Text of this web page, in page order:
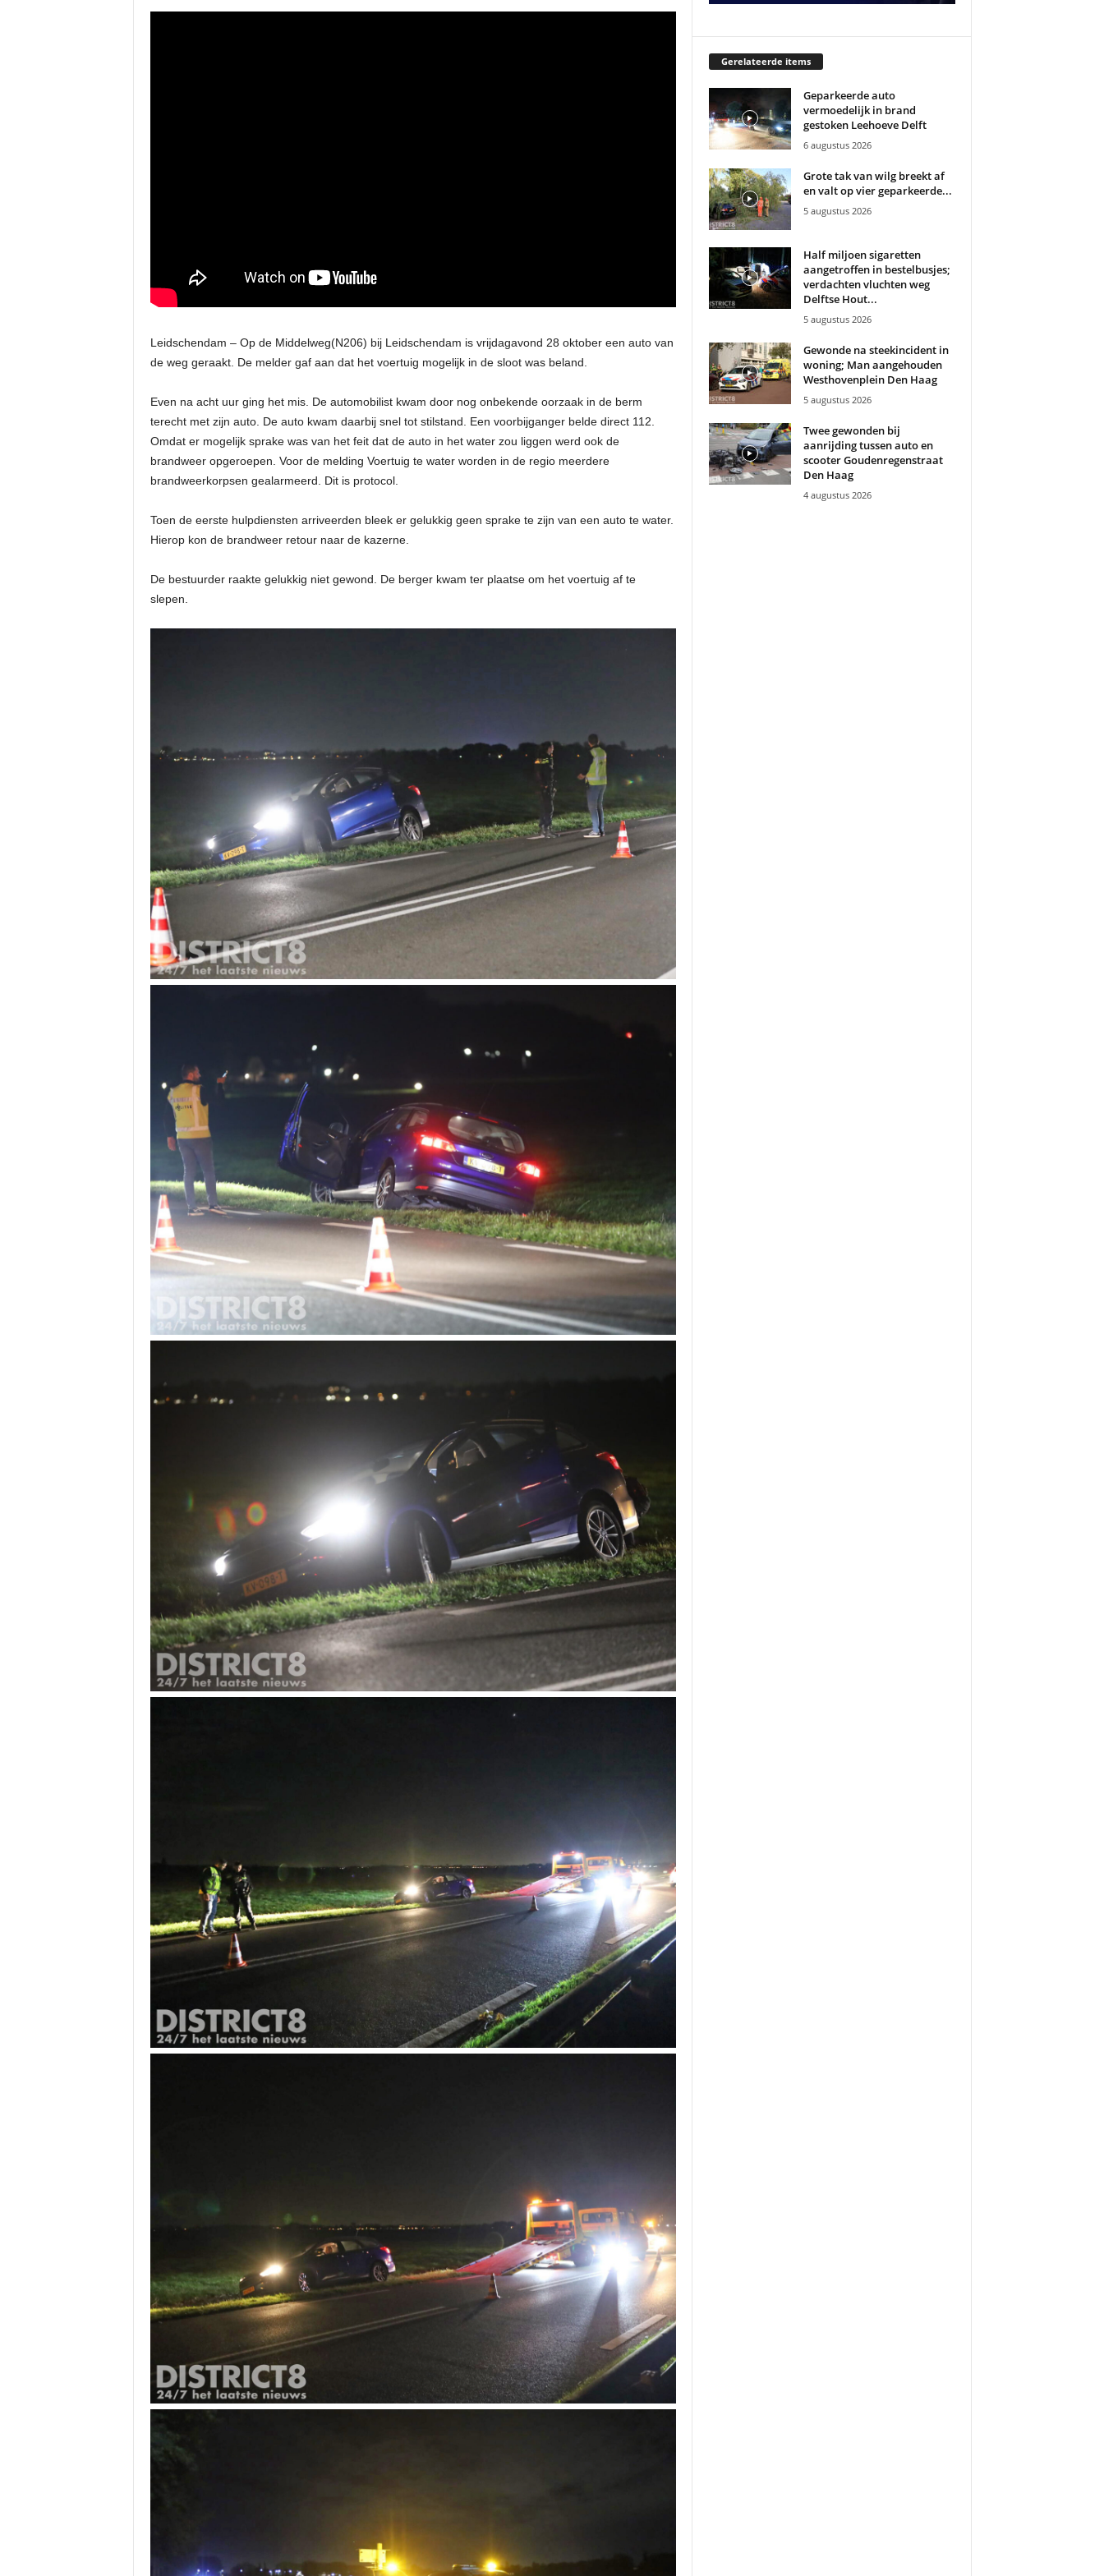
Leidschendam – Op de Middelweg(N206) bij Leidschendam is vrijdagavond 28 oktober een auto van
de weg geraakt. De melder gaf aan dat het voertuig mogelijk in de sloot was beland.
Even na acht uur ging het mis. De automobilist kwam door nog onbekende oorzaak in de berm
terecht met zijn auto. De auto kwam daarbij snel tot stilstand. Een voorbijganger belde direct 112.
Omdat er mogelijk sprake was van het feit dat de auto in het water zou liggen werd ook de
brandweer opgeroepen. Voor de melding Voertuig te water worden in de regio meerdere
brandweerkorpsen gealarmeerd. Dit is protocol.
Toen de eerste hulpdiensten arriveerden bleek er gelukkig geen sprake te zijn van een auto te water.
Hierop kon de brandweer retour naar de kazerne.
De bestuurder raakte gelukkig niet gewond. De berger kwam ter plaatse om het voertuig af te
slepen.
Gerelateerde items
Geparkeerde auto
vermoedelijk in brand
gestoken Leehoeve Delft
6 augustus 2026
Grote tak van wilg breekt af
en valt op vier geparkeerde...
5 augustus 2026
Half miljoen sigaretten
aangetroffen in bestelbusjes;
verdachten vluchten weg
Delftse Hout...
5 augustus 2026
Gewonde na steekincident in
woning; Man aangehouden
Westhovenplein Den Haag
5 augustus 2026
Twee gewonden bij
aanrijding tussen auto en
scooter Goudenregenstraat
Den Haag
4 augustus 2026